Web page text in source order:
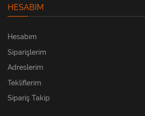
HESABIM
Hesabım
Siparişlerim
Adreslerim
Tekliflerim
Sipariş Takip